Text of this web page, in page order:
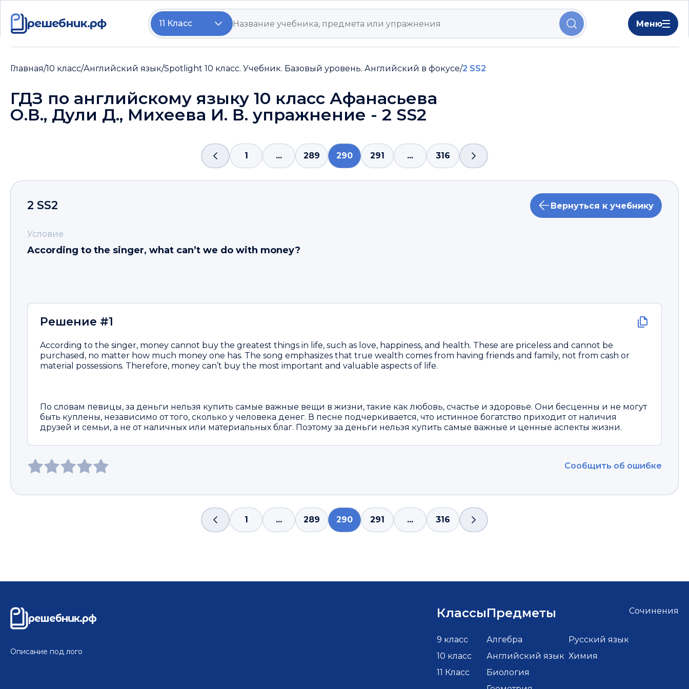
решебник.рф 11 Класс Меню
Главная/10 класс/Английский язык/Spotlight 10 класс. Учебник. Базовый уровень. Английский в фокусе/2 SS2
ГДЗ по английскому языку 10 класс Афанасьева
О.В., Дули Д., Михеева И. В. упражнение - 2 SS2
1 ... 289 290 291 ... 316
2 SS2 Вернуться к учебнику
Условие
According to the singer, what can’t we do with money?
Решение #1
According to the singer, money cannot buy the greatest things in life, such as love, happiness, and health. These are priceless and cannot be
purchased, no matter how much money one has. The song emphasizes that true wealth comes from having friends and family, not from cash or
material possessions. Therefore, money can’t buy the most important and valuable aspects of life.
По словам певицы, за деньги нельзя купить самые важные вещи в жизни, такие как любовь, счастье и здоровье. Они бесценны и не могут
быть куплены, независимо от того, сколько у человека денег. В песне подчеркивается, что истинное богатство приходит от наличия
друзей и семьи, а не от наличных или материальных благ. Поэтому за деньги нельзя купить самые важные и ценные аспекты жизни.
Сообщить об ошибке
1 ... 289 290 291 ... 316
решебник.рф
Описание под лого
Классы
9 класс
10 класс
11 Класс
Предметы
Алгебра
Английский язык
Биология
Русский язык
Химия
Сочинения